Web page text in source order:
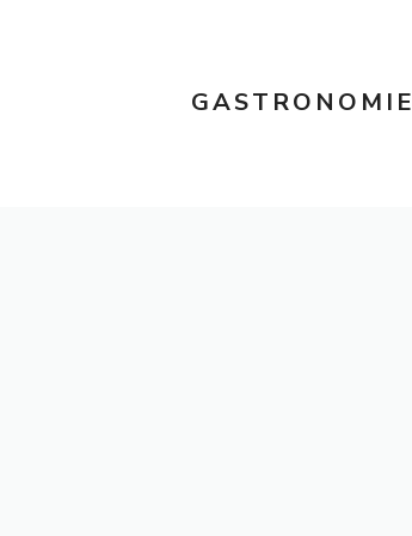
GASTRONOMIE